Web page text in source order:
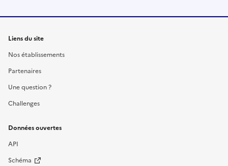
Liens du site
Nos établissements
Partenaires
Une question ?
Challenges
Données ouvertes
API
Schéma